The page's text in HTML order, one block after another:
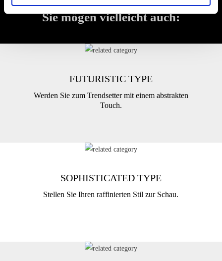
Sie mögen vielleicht auch:
FUTURISTIC TYPE
Werden Sie zum Trendsetter mit einem abstrakten
Touch.
SOPHISTICATED TYPE
Stellen Sie Ihren raffinierten Stil zur Schau.